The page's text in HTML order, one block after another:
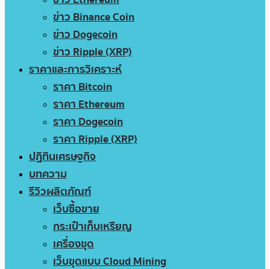
ข่าว Binance Coin
ข่าว Dogecoin
ข่าว Ripple (XRP)
ราคาและการวิเคราะห์
ราคา Bitcoin
ราคา Ethereum
ราคา Dogecoin
ราคา Ripple (XRP)
ปฏิทินเศรษฐกิจ
บทความ
รีวิวผลิตภัณฑ์
เว็บซื้อขาย
กระเป๋าเก็บเหรียญ
เครื่องขุด
เว็บขุดแบบ Cloud Mining